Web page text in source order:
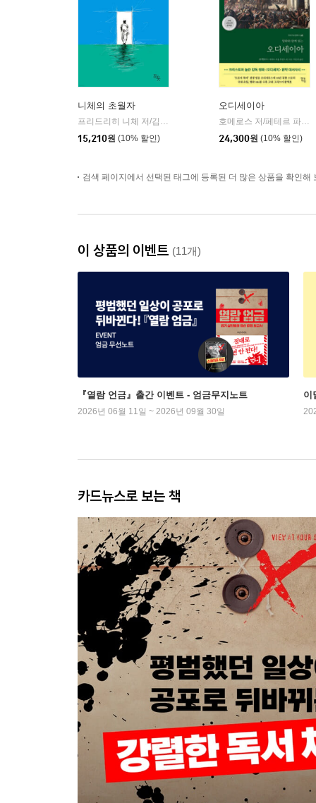
니체의 초월자
프리드리히 니체 저/김철 편역
15,210원 (10% 할인)
오디세이아
호메로스 저/페테르 파울 루벤스 그림/박문재 역
24,300원 (10% 할인)
검색 페이지에서 선택된 태그에 등록된 더 많은 상품을 확인해
이 상품의 이벤트 (11개)
『열람 언금』출간 이벤트 - 엄금무지노트
2026년 06월 11일 ~ 2026년 09월 30일
이
카드뉴스로 보는 책